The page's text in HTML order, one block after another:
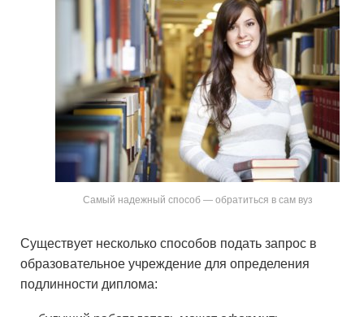
Самый надежный способ — обратиться в сам вуз
Существует несколько способов подать запрос в
образовательное учреждение для определения
подлинности диплома: